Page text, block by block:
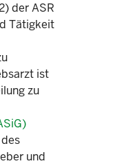
der ASR
Tätigkeit
ist
zu
und